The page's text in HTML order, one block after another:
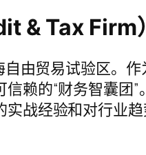
& Tax Firm
由贸易试验区。
赖的“财务智囊
战经验和对行业